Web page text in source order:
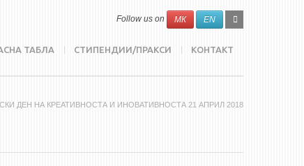
SEARCH
FORM
Search
Follow us on МК EN
ТАБЛА СТИПЕНДИИ/ПРАКСИ КОНТАКТ
ДЕН НА КРЕАТИВНОСТА И ИНОВАТИВНОСТА 21 АПРИЛ 2018